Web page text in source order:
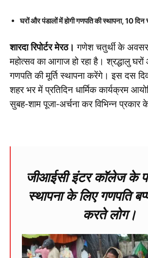
घरों और पंडालों में होगी गणपति की स्थापना, 10 दिन
शारदा रिपोर्टर मेरठ। गणेश चतुर्थी के
महोत्सव का आगाज हो रहा है। श्रद्धालु
गणपति की मूर्ति स्थापना करेंगे। इस दस
शहर भर में प्रतिदिन धार्मिक कार्यक्रम
सुबह-शाम पूजा-अर्चना कर विभिन्न प्रकार
जीआईसी इंटर कॉलेज के
स्थापना के लिए गणपति
करते लोग।